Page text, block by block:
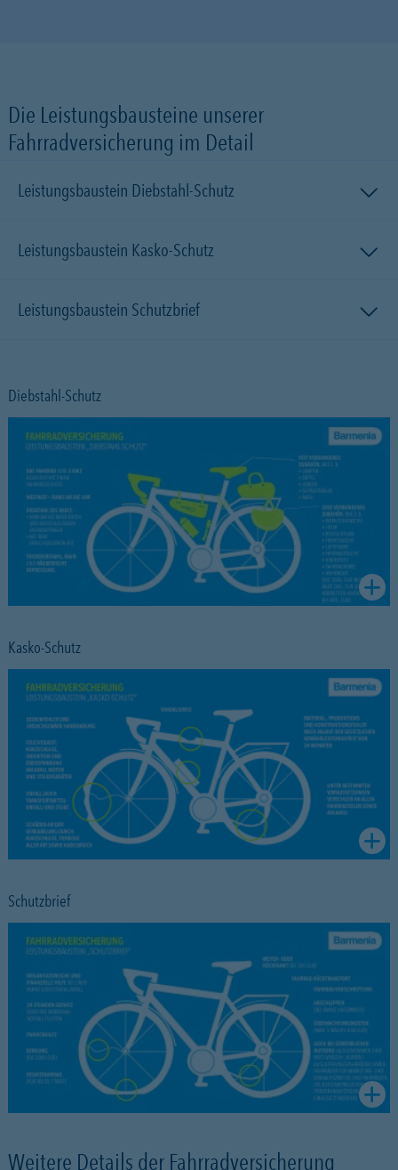
Die Leistungsbausteine unserer
Fahrradversicherung im Detail
Leistungsbaustein Diebstahl-Schutz
Leistungsbaustein Kasko-Schutz
Leistungsbaustein Schutzbrief
Diebstahl-Schutz
Kasko-Schutz
Schutzbrief
Weitere Details der Fahrradversicherung